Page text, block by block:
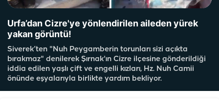
Urfa’dan Cizre'ye yönlendirilen aileden yürek
yakan görüntü!
Siverek’ten "Nuh Peygamberin torunları sizi açıkta
bırakmaz" denilerek Şırnak'ın Cizre ilçesine gönderildiği
iddia edilen yaşlı çift ve engelli kızları, Hz. Nuh Camii
önünde eşyalarıyla birlikte yardım bekliyor.